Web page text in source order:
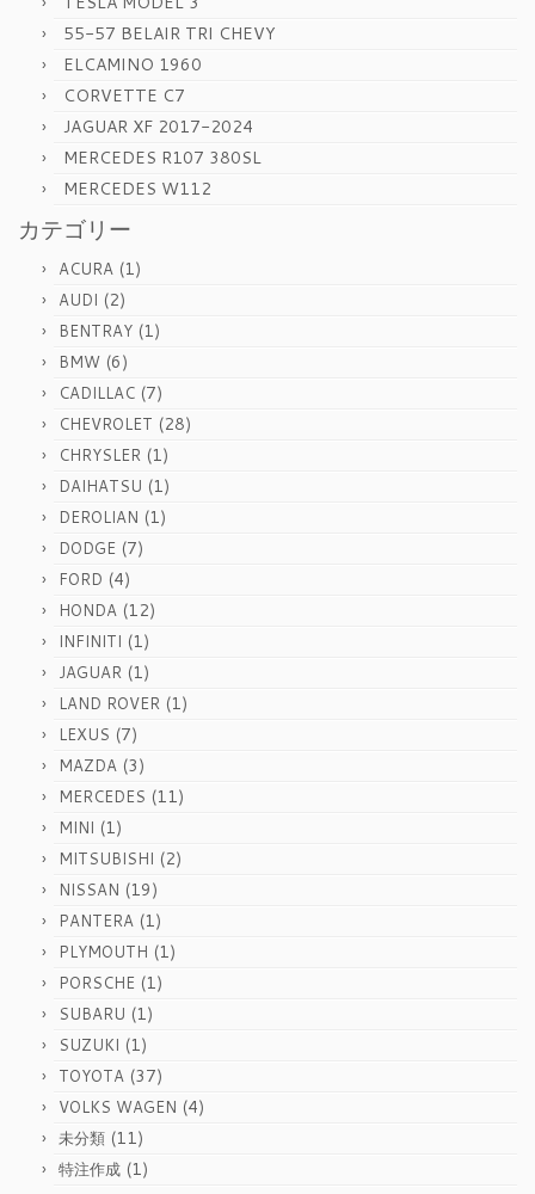
55-57 BELAIR TRI CHEVY
ELCAMINO 1960
CORVETTE C7
JAGUAR XF 2017-2024
MERCEDES R107 380SL
MERCEDES W112
カテゴリー
ACURA (1)
AUDI (2)
BENTRAY (1)
BMW (6)
CADILLAC (7)
CHEVROLET (28)
CHRYSLER (1)
DAIHATSU (1)
DEROLIAN (1)
DODGE (7)
FORD (4)
HONDA (12)
INFINITI (1)
JAGUAR (1)
LAND ROVER (1)
LEXUS (7)
MAZDA (3)
MERCEDES (11)
MINI (1)
MITSUBISHI (2)
NISSAN (19)
PANTERA (1)
PLYMOUTH (1)
PORSCHE (1)
SUBARU (1)
SUZUKI (1)
TOYOTA (37)
VOLKS WAGEN (4)
未分類 (11)
特注作成 (1)